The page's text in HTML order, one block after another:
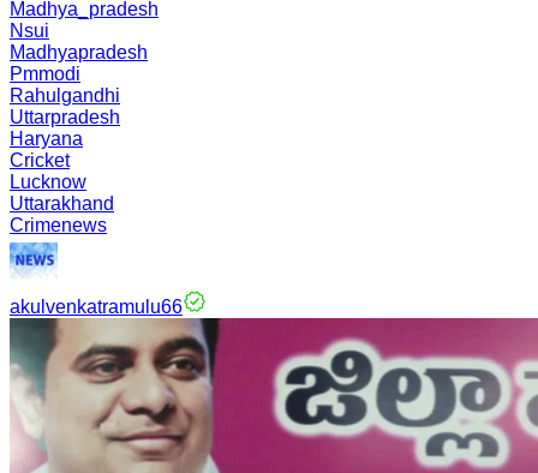
Madhya_pradesh
Nsui
Madhyapradesh
Pmmodi
Rahulgandhi
Uttarpradesh
Haryana
Cricket
Lucknow
Uttarakhand
Crimenews
akulvenkatramulu66